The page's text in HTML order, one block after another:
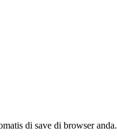
di save di browser anda.